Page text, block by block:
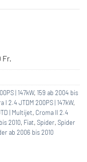
Fr.
| 147kW, 159 ab 2004 bis
I 2.4 JTDM 200PS | 147kW,
| Multijet, Croma II 2.4
2010, Fiat, Spider, Spider
ab 2006 bis 2010